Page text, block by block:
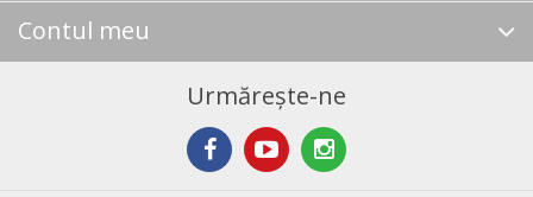
Contul meu
Urmărește-ne